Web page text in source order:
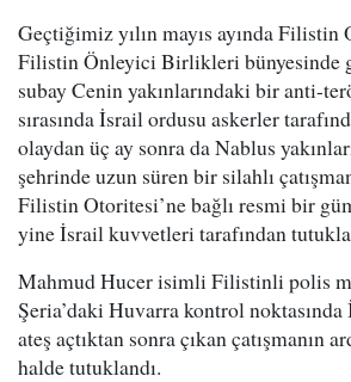
Geçtiğimiz yılın mayıs ayında Filistin
Filistin Önleyici Birlikleri bünyesinde
subay Cenin yakınlarındaki bir anti-
sırasında İsrail ordusu askerler
olaydan üç ay sonra da Nablus
şehrinde uzun süren bir silahlı
Filistin Otoritesi’ne bağlı resmi bir
yine İsrail kuvvetleri tarafından
Mahmud Hucer isimli Filistinli polis
Şeria’daki Huvarra kontrol
ateş açtıktan sonra çıkan çatışmanın
halde tutuklandı.